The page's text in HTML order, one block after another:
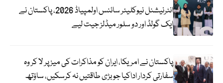
انٹرنیشنل نیوکلیئر سائنس اولمپیاڈ 2026، پاکستان نے
ایک گولڈ اور دو سلور میڈلز جیت لیے
پاکستان نے امریکا، ایران کو مذاکرات کی میز پر لا کر وہ
سفارتی کردار اداکیا جو بڑی طاقتیں نہ کرسکیں، ساؤتھ